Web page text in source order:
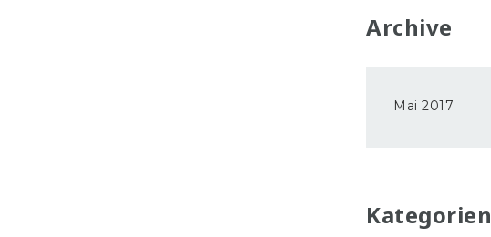
Archive
Mai 2017
Kategorien